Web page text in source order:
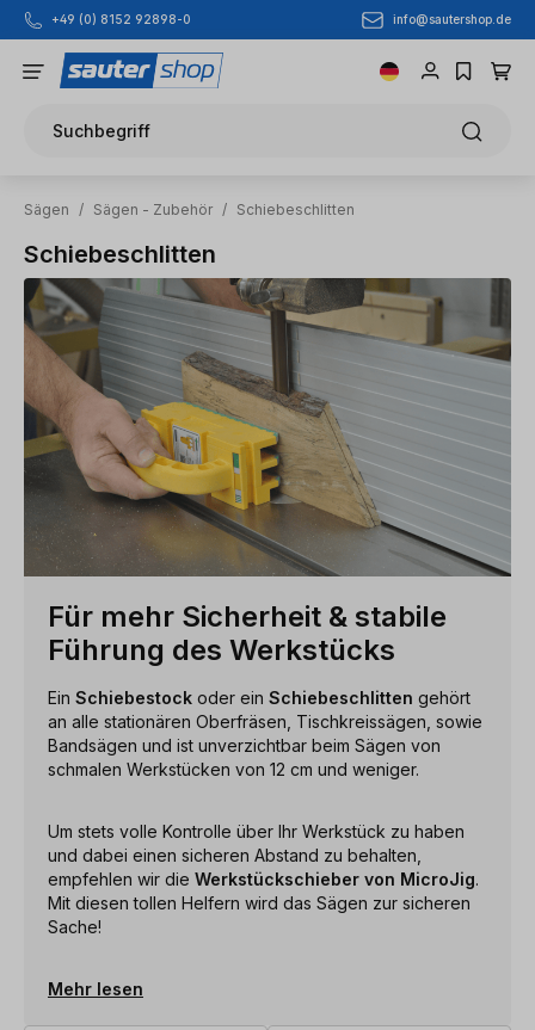
Zum Hauptinhalt springen
+49 (0) 8152 92898-0 info@sautershop.de
Suchbegriff
Sägen / Sägen - Zubehör / Schiebeschlitten
Schiebeschlitten
Für mehr Sicherheit & stabile
Führung des Werkstücks
Ein Schiebestock oder ein Schiebeschlitten gehört
an alle stationären Oberfräsen, Tischkreissägen, sowie
Bandsägen und ist unverzichtbar beim Sägen von
schmalen Werkstücken von 12 cm und weniger.
Um stets volle Kontrolle über Ihr Werkstück zu haben
und dabei einen sicheren Abstand zu behalten,
empfehlen wir die Werkstückschieber von MicroJig.
Mit diesen tollen Helfern wird das Sägen zur sicheren
Sache!
Mehr lesen